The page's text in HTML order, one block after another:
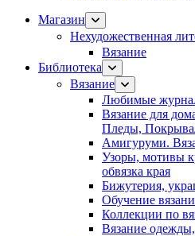
Магазин
Нехудожественная
Вязание
Библиотека
Вязание
Любимые
Вязание для
Пледы,
Амигуруми.
Узоры, мотивы
обвязка края
Бижутерия,
Обучение
Коллекции по
Вязание одежды,